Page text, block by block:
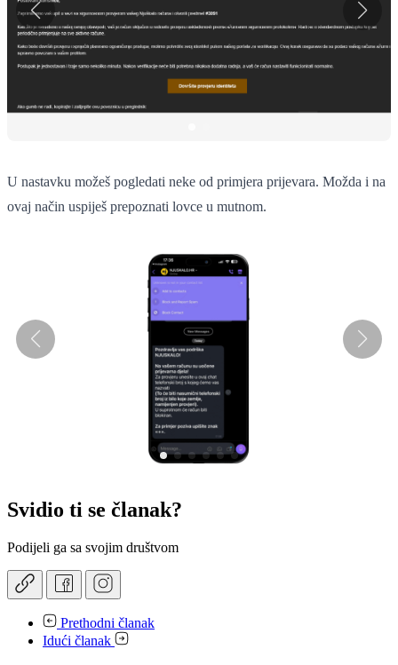
U nastavku možeš pogledati neke od primjera prijevara. Možda i na
ovaj način uspiješ prepoznati lovce u mutnom.
Svidio ti se članak?
Podijeli ga sa svojim društvom
Prethodni članak
Idući članak